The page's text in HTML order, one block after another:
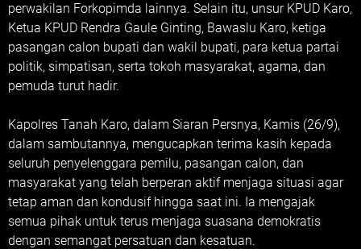
perwakilan Forkopimda lainnya. Selain itu, unsur KPUD Karo,
Ketua KPUD Rendra Gaule Ginting, Bawaslu Karo, ketiga
pasangan calon bupati dan wakil bupati, para ketua partai
politik, simpatisan, serta tokoh masyarakat, agama, dan
pemuda turut hadir.
Kapolres Tanah Karo, dalam Siaran Persnya, Kamis (26/9),
dalam sambutannya, mengucapkan terima kasih kepada
seluruh penyelenggara pemilu, pasangan calon, dan
masyarakat yang telah berperan aktif menjaga situasi agar
tetap aman dan kondusif hingga saat ini. Ia mengajak
semua pihak untuk terus menjaga suasana demokratis
dengan semangat persatuan dan kesatuan.